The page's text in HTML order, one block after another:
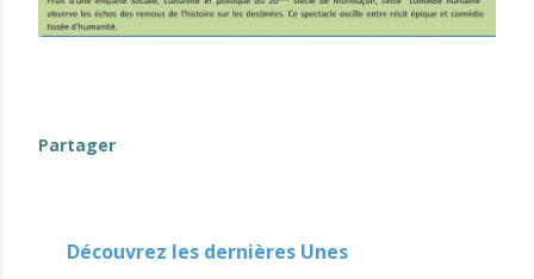
Partager
Découvrez les dernières Unes